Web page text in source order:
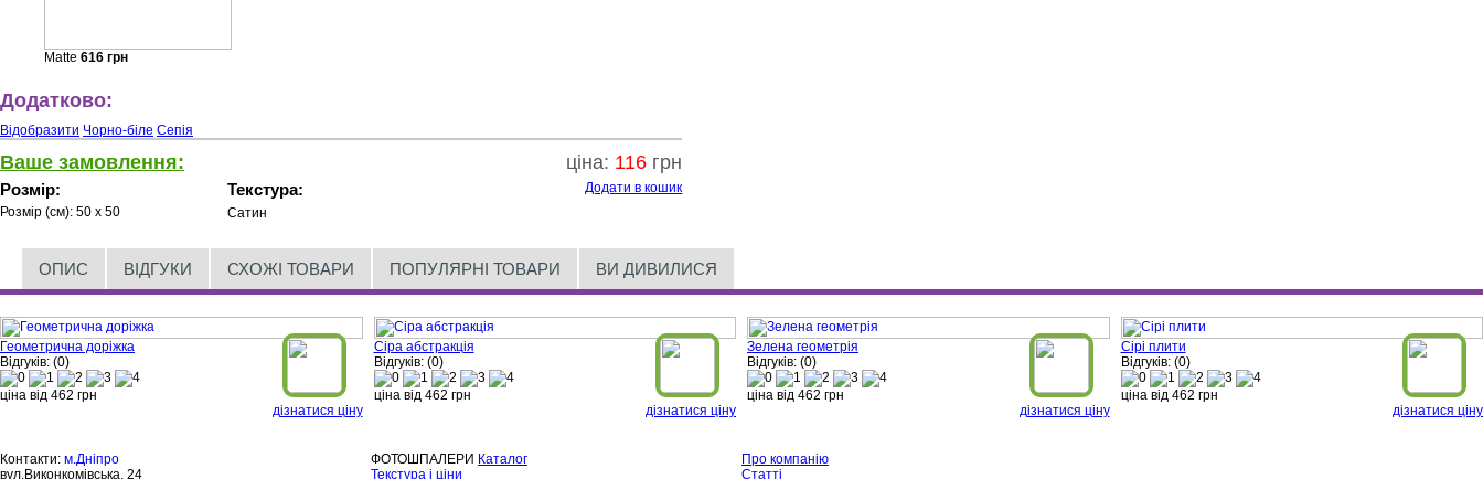
Matte 616 грн
Додатково:
Відобразити Чорно-біле Сепія
Ваше замовлення: ціна: 116 грн
Розмір:
Розмір (см): 50 x 50
Текстура:
Сатин
Додати в кошик
ОПИС ВІДГУКИ СХОЖІ ТОВАРИ ПОПУЛЯРНІ ТОВАРИ ВИ ДИВИЛИСЯ
Геометрична доріжка
Відгуків: (0)
ціна від 462 грн
дізнатися ціну
Сіра абстракція
Відгуків: (0)
ціна від 462 грн
дізнатися ціну
Зелена геометрія
Відгуків: (0)
ціна від 462 грн
дізнатися ціну
Сірі плити
Відгуків: (0)
ціна від 462 грн
дізнатися ціну
Контакти: м.Дніпро
вул.Виконкомівська, 24
ФОТОШПАЛЕРИ Каталог
Текстура і ціни
Про компанію
Статті